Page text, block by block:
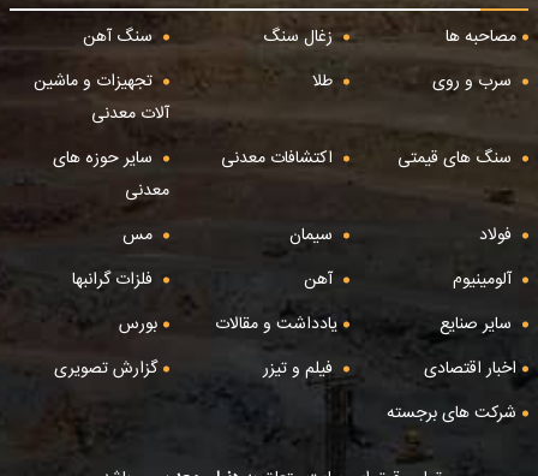
مصاحبه ها
زغال سنگ
سنگ آهن
سرب و روی
طلا
تجهیزات و ماشین
آلات معدنی
سنگ های قیمتی
اکتشافات معدنی
سایر حوزه های
معدنی
فولاد
سیمان
مس
آلومینیوم
آهن
فلزات گرانبها
سایر صنایع
یادداشت و مقالات
بورس
اخبار اقتصادی
فیلم و تیزر
گزارش تصویری
شرکت های برجسته